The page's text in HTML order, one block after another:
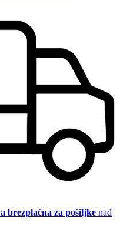
brezplačna za pošiljke nad